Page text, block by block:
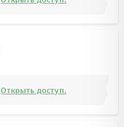
Открыть доступ.